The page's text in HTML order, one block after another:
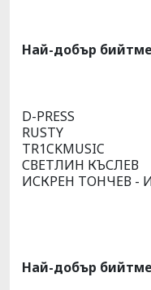
Най-добър
D-PRESS
RUSTY
TR1CKMUSIC
СВЕТЛИН КЪСЛЕВ
ИСКРЕН ТОНЧЕВ -
Най-добър